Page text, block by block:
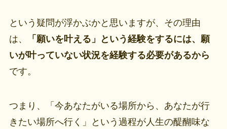
という疑問が浮かぶかと思いますが、その理由
は、
「願いを叶える」という経験をするには、願
いが叶っていない状況を経験する必要があるから
です。
つまり、「今あなたがいる場所から、あなたが行
きたい場所へ行く」という過程が人生の醍醐味な